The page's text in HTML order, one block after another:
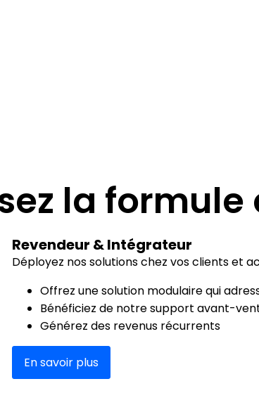
la
Revendeur & Intégrateur
Déployez nos solutions chez vos clients et
Offrez une solution modulaire qui
Bénéficiez de notre support avant-
Générez des revenus récurrents
En savoir plus